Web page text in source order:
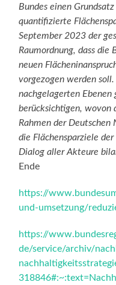
Bundes einen
quantifizierte
September 2023 der
Raumordnung, dass
neuen
vorgezogen werden
nachgelagerten Ebenen
berücksichtigen, wovon
Rahmen der
die Flächensparziele
Dialog aller Akteure
Ende
https://
und-umsetzung/
https://
de/service/archiv/